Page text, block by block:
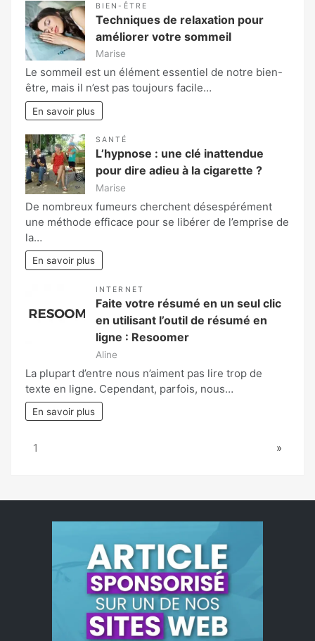
BIEN-ÊTRE
Techniques de relaxation pour
améliorer votre sommeil
Marise
Le sommeil est un élément essentiel de notre bien-
être, mais il n’est pas toujours facile…
En savoir plus
SANTÉ
L’hypnose : une clé inattendue
pour dire adieu à la cigarette ?
Marise
De nombreux fumeurs cherchent désespérément
une méthode efficace pour se libérer de l’emprise de
la…
En savoir plus
INTERNET
Faite votre résumé en un seul clic
en utilisant l’outil de résumé en
ligne : Resoomer
Aline
La plupart d’entre nous n’aiment pas lire trop de
texte en ligne. Cependant, parfois, nous…
En savoir plus
Page:
1 Next
»